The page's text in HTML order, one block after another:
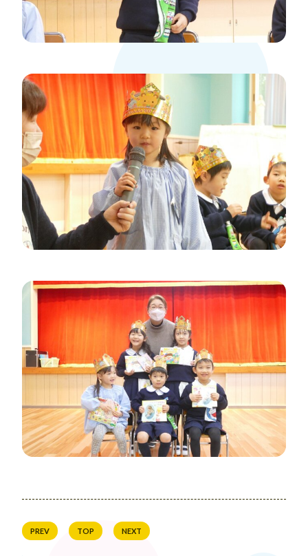
PREV TOP NEXT